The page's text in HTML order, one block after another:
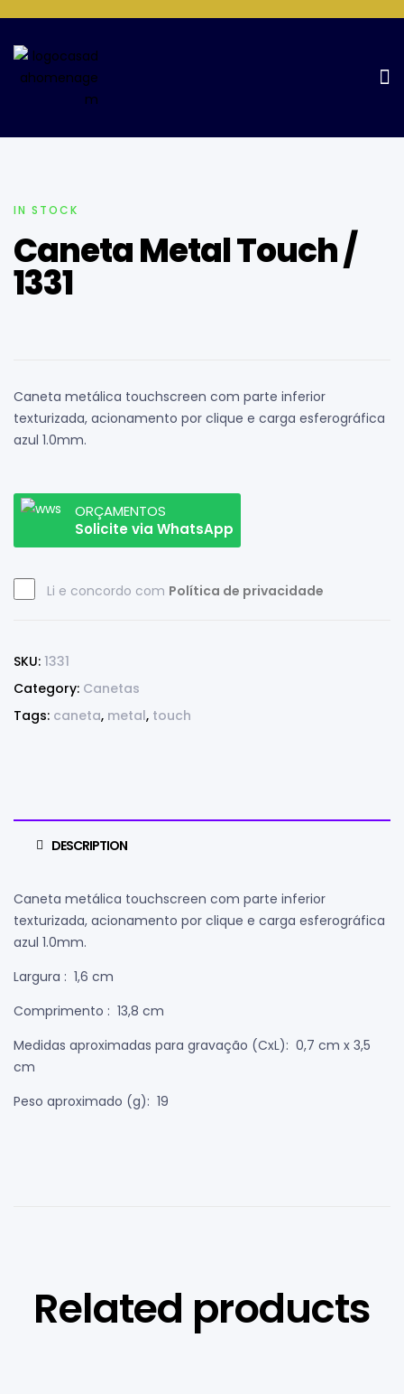
Home Page
IN STOCK
Caneta Metal Touch /
1331
Caneta metálica touchscreen com parte inferior
texturizada, acionamento por clique e carga esferográfica
azul 1.0mm.
ORÇAMENTOS
Solicite via WhatsApp
Li e concordo com Política de privacidade
SKU: 1331
Category: Canetas
Tags: caneta, metal, touch
DESCRIPTION
Caneta metálica touchscreen com parte inferior
texturizada, acionamento por clique e carga esferográfica
azul 1.0mm.
Largura : 1,6 cm
Comprimento : 13,8 cm
Medidas aproximadas para gravação (CxL): 0,7 cm x 3,5
cm
Peso aproximado (g): 19
Related products